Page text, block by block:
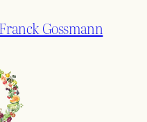
Gossmann